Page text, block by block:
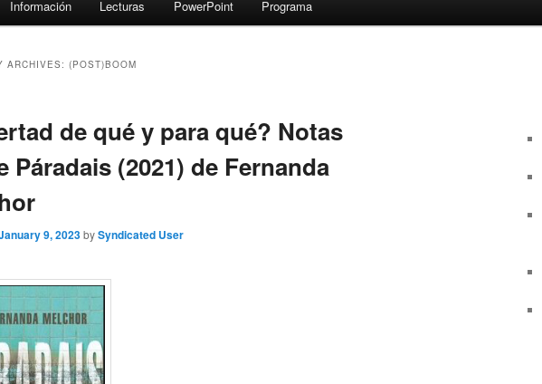
Información Lecturas PowerPoint Programa
ARCHIVES: (POST)BOOM
de qué y para qué? Notas
Páradais (2021) de Fernanda
9, 2023bySyndicated User